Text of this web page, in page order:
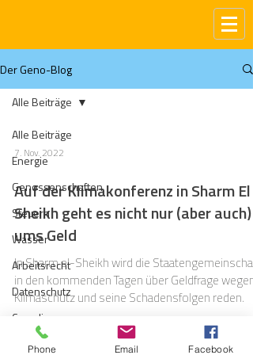
Der Geno-Blog
Alle Beiträge
Energie
Genossenschaften
Steuern
Wasser
Arbeitsrecht
Datenschutz
Compliance
Gas
Alle Beiträge
7. Nov. 2022
Auf der Klimakonferenz in Sharm El
Sheikh geht es nicht nur (aber auch)
ums Geld
In Sharm el-Sheikh wird die Staatengemeinschaft
in den kommenden Tagen über Geldfrage wegen
Klimaschutz und seine Schadensfolgen reden.
Phone Email Facebook